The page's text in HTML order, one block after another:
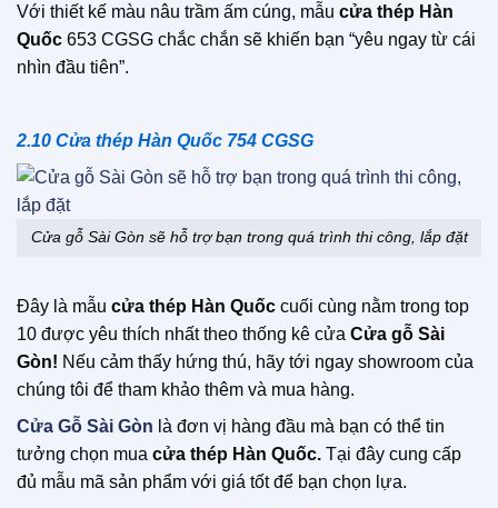
Với thiết kế màu nâu trầm ấm cúng, mẫu cửa thép Hàn
Quốc 653 CGSG chắc chắn sẽ khiến bạn “yêu ngay từ cái
nhìn đầu tiên”.
2.10 Cửa thép Hàn Quốc 754 CGSG
Cửa gỗ Sài Gòn sẽ hỗ trợ bạn trong quá trình thi công, lắp đặt
Đây là mẫu cửa thép Hàn Quốc cuối cùng nằm trong top
10 được yêu thích nhất theo thống kê cửa Cửa gỗ Sài
Gòn! Nếu cảm thấy hứng thú, hãy tới ngay showroom của
chúng tôi để tham khảo thêm và mua hàng.
Cửa Gỗ Sài Gòn là đơn vị hàng đầu mà bạn có thể tin
tưởng chọn mua cửa thép Hàn Quốc. Tại đây cung cấp
đủ mẫu mã sản phẩm với giá tốt để bạn chọn lựa.